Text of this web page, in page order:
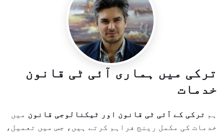
ترکی میں ہماری آئی ٹی قانون
خدمات
ہم ترکی کے آئی ٹی قانون اور ٹیکنالوجی قانون میں
خدمات کی مکمل رینج فراہم کرتے ہیں، جس میں تعمیل،